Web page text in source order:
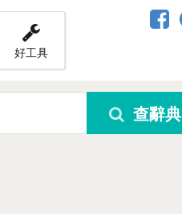
好工具
查辭典